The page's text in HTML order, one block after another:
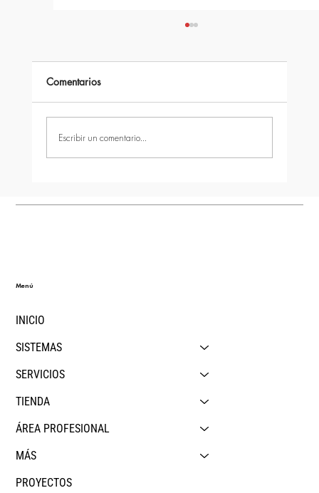
¿qué diferencia realmente a una
Comentarios
Escribir un comentario...
INICIO
SISTEMAS
SERVICIOS
TIENDA
ÁREA PROFESIONAL
MÁS
PROYECTOS
Menú